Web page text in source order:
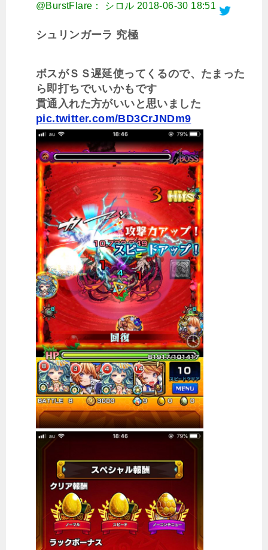
@BurstFlare： シロル 2018-06-30 18:51
シュリンガーラ 究極
ボスがＳＳ遅延使ってくるので、たまった
ら即打ちでいいかもです
貫通入れた方がいいと思いました
pic.twitter.com/BD3CrJNDm9